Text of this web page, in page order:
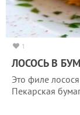
1
ЛОСОСЬ В
Это филе
Пекарская